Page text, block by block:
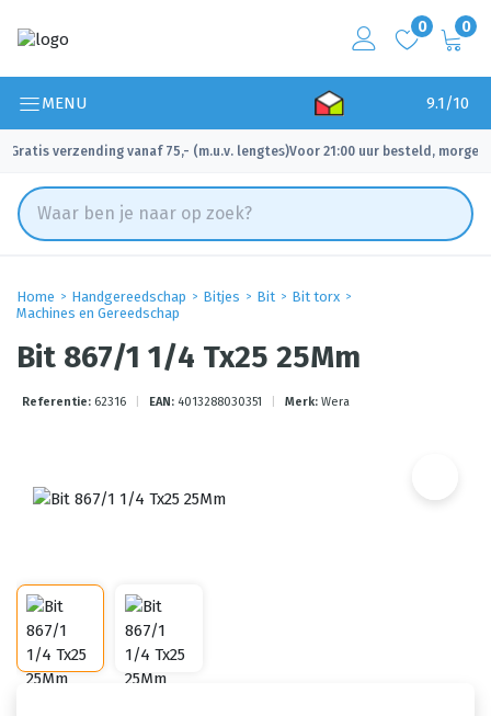
0 0
MENU 9.1/10
Gratis verzending vanaf 75,- (m.u.v. lengtes)
✓ Voor 21:00 uur besteld, morgen
Home Handgereedschap Bitjes Bit
Bit torx
Machines en Gereedschap
Bit 867/1 1/4 Tx25 25Mm
Referentie: 62316 EAN: 4013288030351 Merk: Wera